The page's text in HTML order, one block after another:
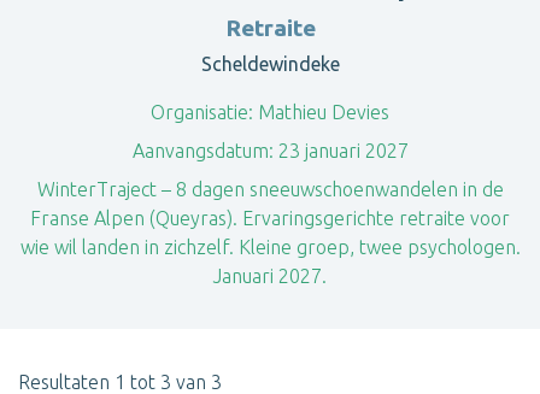
Retraite
Scheldewindeke
Organisatie: Mathieu Devies
Aanvangsdatum: 23 januari 2027
WinterTraject – 8 dagen sneeuwschoenwandelen in de
Franse Alpen (Queyras). Ervaringsgerichte retraite voor
wie wil landen in zichzelf. Kleine groep, twee psychologen.
Januari 2027.
Resultaten 1 tot 3 van 3